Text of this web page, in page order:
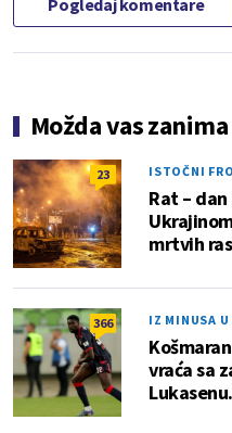
Pogledaj komentare
Možda vas zanima
23 ISTOČNI
Rat –
mrtvih
366 IZ MINUSA U
vraća sa